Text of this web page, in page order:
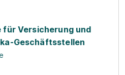
Versicherung und
Geschäftsstellen